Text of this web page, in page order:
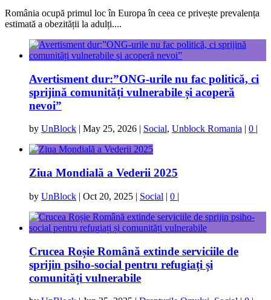
România ocupă primul loc în Europa în ceea ce privește prevalența
estimată a obezității la adulți....
Avertisment dur:”ONG-urile nu fac politică, ci
sprijină comunități vulnerabile și acoperă
nevoi”
by UnBlock May 25, 2026 Social, Unblock Romania 0
Ziua Mondială a Vederii 2025
by UnBlock | Oct 20, 2025 | Social | 0 |
Crucea Roșie Română extinde serviciile de
sprijin psiho-social pentru refugiați și
comunități vulnerabile